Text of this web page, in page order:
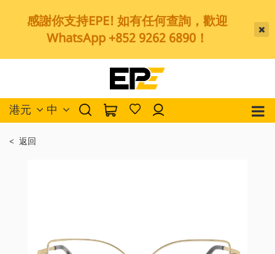
感謝你支持EPE! 如有任何查詢，歡迎
WhatsApp +852 9262 6890！
港元 中
< 返回